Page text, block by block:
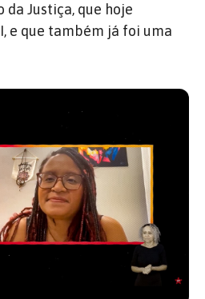
Justiça, que hoje
e que também já foi uma